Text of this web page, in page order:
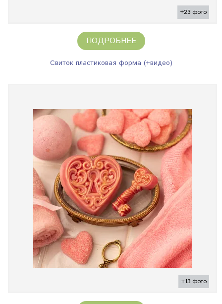
+23 фото
ПОДРОБНЕЕ
Свиток пластиковая форма (+видео)
+13 фото